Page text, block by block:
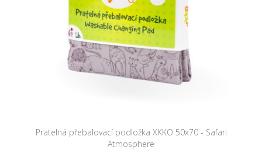
Pratelná přebalovací podložka XKKO 50x70 - Safari
Atmosphere